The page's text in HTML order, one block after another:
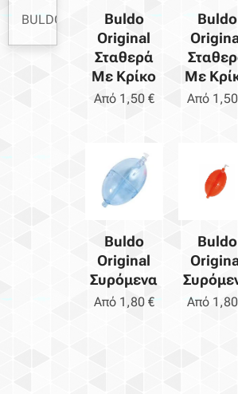
BULDO
Buldo
Original
Σταθερά
Με Κρίκο
Από 1,50€
Buldo
Με
Από 1,50
Buldo
Original
Συρόμενα
Από 1,80€
Buldo
Από 1,80